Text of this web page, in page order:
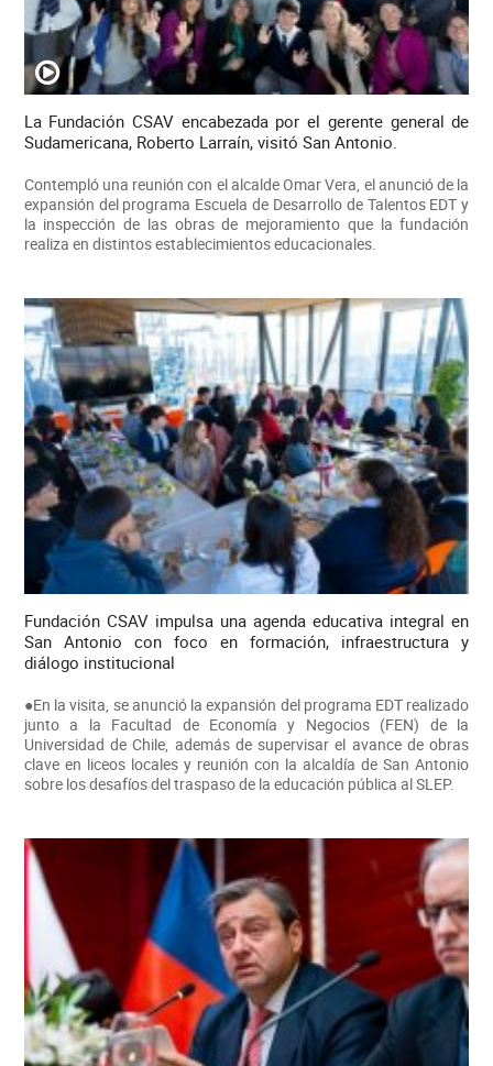
La Fundación CSAV encabezada por el gerente general de
Sudamericana, Roberto Larraín, visitó San Antonio.
Contempló una reunión con el alcalde Omar Vera, el anunció de la
expansión del programa Escuela de Desarrollo de Talentos EDT y
la inspección de las obras de mejoramiento que la fundación
realiza en distintos establecimientos educacionales.
Fundación CSAV impulsa una agenda educativa integral en
San Antonio con foco en formación, infraestructura y
diálogo institucional
●En la visita, se anunció la expansión del programa EDT realizado
junto a la Facultad de Economía y Negocios (FEN) de la
Universidad de Chile, además de supervisar el avance de obras
clave en liceos locales y reunión con la alcaldía de San Antonio
sobre los desafíos del traspaso de la educación pública al SLEP.